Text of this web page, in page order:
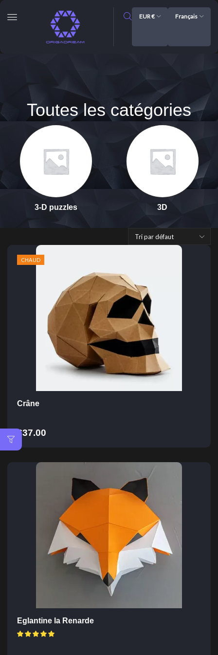
EUR € Français
Toutes les catégories
3-D puzzles 3D
CHAUD
Crâne
€37.00
Eglantine la Renarde